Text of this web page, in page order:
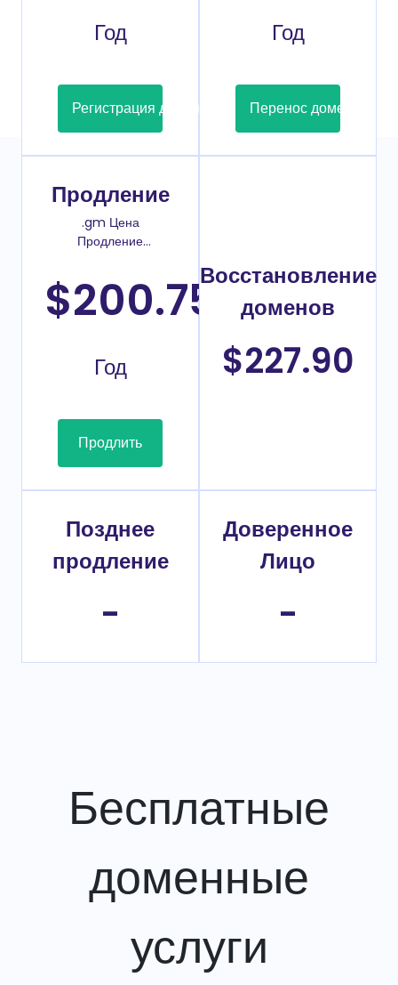
Год
Регистрация домена
Год
Перенос домена
Продление
.gm Цена
Продление
$200.75
Год
Продлить
Восстановление
доменов
$227.90
Позднее
продление
-
Доверенное
Лицо
-
Бесплатные
доменные
услуги